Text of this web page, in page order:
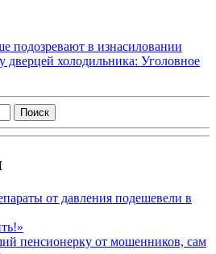
подозревают в изнасиловании
дверцей холодильника: Уголовное
от давления подешевели в
пенсионерку от мошенников, сам